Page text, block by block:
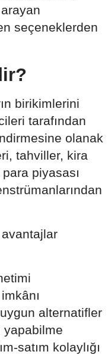
seçeneklerden
birikimlerini
tarafından
olanak
tahviller, kira
piyasası
avantajlar
alternatifler
yapabilme
satım kolaylığı